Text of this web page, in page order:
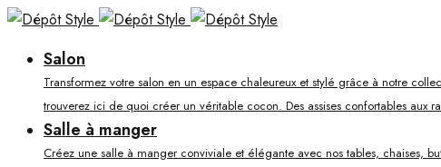
Salon
Transformez votre salon en un espace chaleureux et stylé grâce à notre
trouverez ici de quoi créer un véritable cocon. Des assises confortables aux
Salle à manger
Créez une salle à manger conviviale et élégante avec nos tables, chaises,